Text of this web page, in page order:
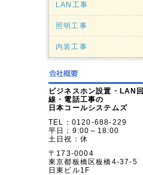
LAN工事
照明工事
内装工事
ビジネスホン設置・LAN回
線・電話工事の
日本コールシステムズ
TEL：0120-688-229
平日：9:00～18:00
土日祝：休
〒173-0004
東京都板橋区板橋4-37-5
日東ビル1F